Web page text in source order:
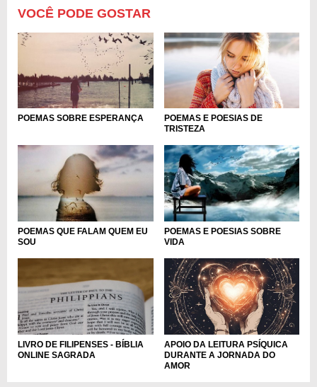
VOCÊ PODE GOSTAR
POEMAS SOBRE ESPERANÇA
POEMAS E POESIAS DE
TRISTEZA
POEMAS QUE FALAM QUEM EU
SOU
POEMAS E POESIAS SOBRE
VIDA
LIVRO DE FILIPENSES - BÍBLIA
ONLINE SAGRADA
APOIO DA LEITURA PSÍQUICA
DURANTE A JORNADA DO
AMOR